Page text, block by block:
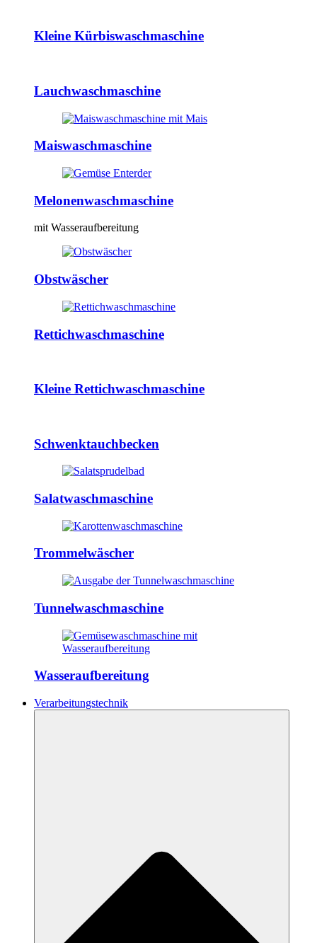
Kleine Kürbiswaschmaschine
Lauchwaschmaschine
Maiswaschmaschine
Melonenwaschmaschine
mit Wasseraufbereitung
Obstwäscher
Rettichwaschmaschine
Kleine Rettichwaschmaschine
Schwenktauchbecken
Salatwaschmaschine
Trommelwäscher
Tunnelwaschmaschine
Wasseraufbereitung
Verarbeitungstechnik